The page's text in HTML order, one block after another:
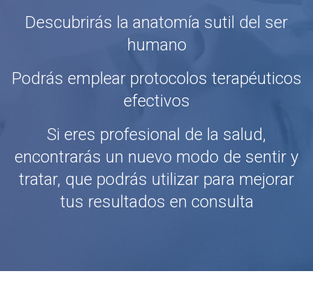
Descubrirás la anatomía sutil del ser
humano
Podrás emplear protocolos terapéuticos
efectivos
Si eres profesional de la salud,
encontrarás un nuevo modo de sentir y
tratar, que podrás utilizar para mejorar
tus resultados en consulta